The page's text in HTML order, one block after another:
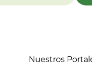
Nuestros